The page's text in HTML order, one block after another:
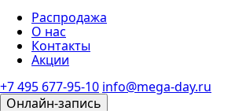
Распродажа
О нас
Контакты
Акции
+7 495 677-95-10 info@mega-day.ru
Онлайн-запись